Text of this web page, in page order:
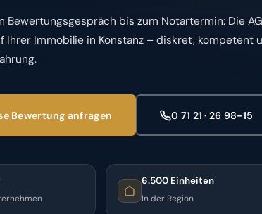
Bewertungsgespräch bis zum Notartermin: Die
Ihrer Immobilie in Konstanz – diskret, kompetent
Bewertung anfragen 0 71 21 · 26 98-15
6.500 Einheiten
In der Region